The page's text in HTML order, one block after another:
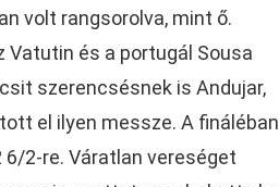
volt rangsorolva, mint ő.
Vatutin és a portugál Sousa
szerencsésnek is Andujar,
el ilyen messze. A fináléban
2-re. Váratlan vereséget